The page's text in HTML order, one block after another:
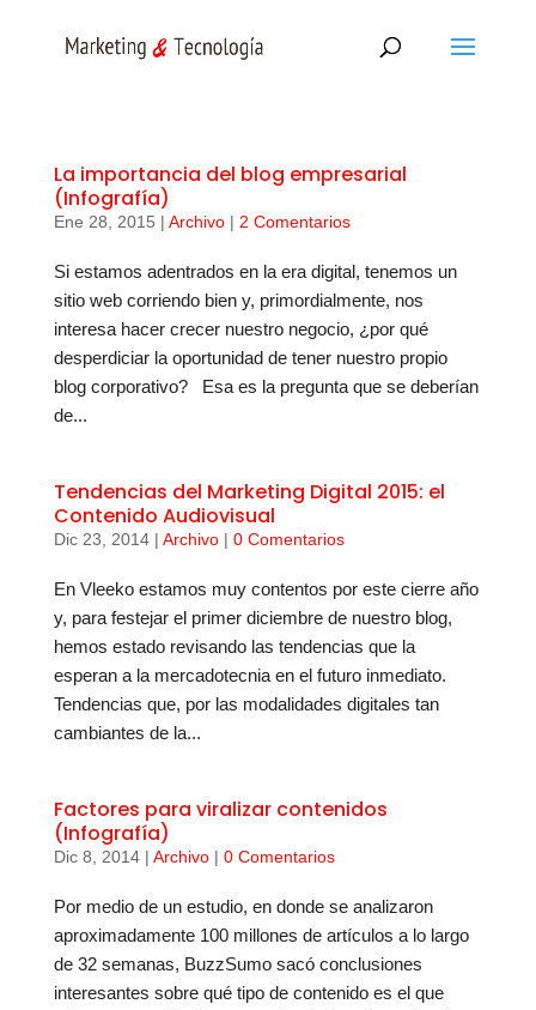
La importancia del blog empresarial
(Infografía)
Ene 28, 2015 | Archivo| 2 Comentarios
Si estamos adentrados en la era digital, tenemos un
sitio web corriendo bien y, primordialmente, nos
interesa hacer crecer nuestro negocio, ¿por qué
desperdiciar la oportunidad de tener nuestro propio
blog corporativo? Esa es la pregunta que se deberían
de...
Tendencias del Marketing Digital 2015: el
Contenido Audiovisual
Dic 23, 2014| Archivo| 0 Comentarios
En Vleeko estamos muy contentos por este cierre año
y, para festejar el primer diciembre de nuestro blog,
hemos estado revisando las tendencias que la
esperan a la mercadotecnia en el futuro inmediato.
Tendencias que, por las modalidades digitales tan
cambiantes de la...
Factores para viralizar contenidos
(Infografía)
Dic 8, 2014| Archivo| 0 Comentarios
Por medio de un estudio, en donde se analizaron
aproximadamente 100 millones de artículos a lo largo
de 32 semanas, BuzzSumo sacó conclusiones
interesantes sobre qué tipo de contenido es el que